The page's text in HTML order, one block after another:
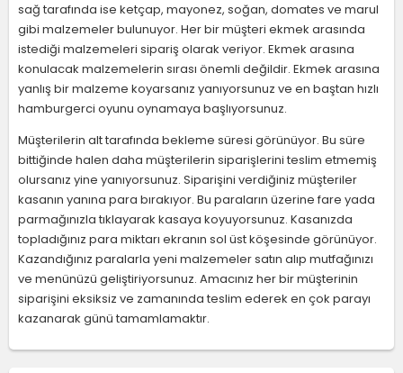
sağ tarafında ise ketçap, mayonez, soğan, domates ve marul
gibi malzemeler bulunuyor. Her bir müşteri ekmek arasında
istediği malzemeleri sipariş olarak veriyor. Ekmek arasına
konulacak malzemelerin sırası önemli değildir. Ekmek arasına
yanlış bir malzeme koyarsanız yanıyorsunuz ve en baştan hızlı
hamburgerci oyunu oynamaya başlıyorsunuz.
Müşterilerin alt tarafında bekleme süresi görünüyor. Bu süre
bittiğinde halen daha müşterilerin siparişlerini teslim etmemiş
olursanız yine yanıyorsunuz. Siparişini verdiğiniz müşteriler
kasanın yanına para bırakıyor. Bu paraların üzerine fare yada
parmağınızla tıklayarak kasaya koyuyorsunuz. Kasanızda
topladığınız para miktarı ekranın sol üst köşesinde görünüyor.
Kazandığınız paralarla yeni malzemeler satın alıp mutfağınızı
ve menünüzü geliştiriyorsunuz. Amacınız her bir müşterinin
siparişini eksiksiz ve zamanında teslim ederek en çok parayı
kazanarak günü tamamlamaktır.